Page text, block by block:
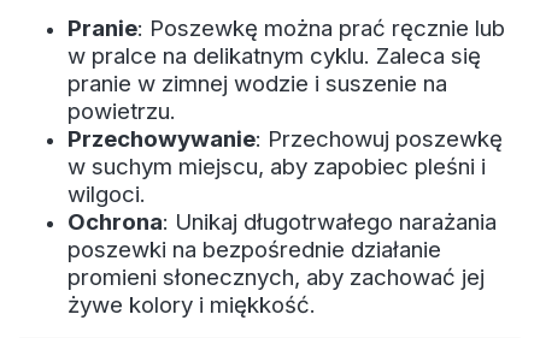
Pranie: Poszewkę można prać ręcznie lub
w pralce na delikatnym cyklu. Zaleca się
pranie w zimnej wodzie i suszenie na
powietrzu.
Przechowywanie: Przechowuj poszewkę
w suchym miejscu, aby zapobiec pleśni i
wilgoci.
Ochrona: Unikaj długotrwałego narażania
poszewki na bezpośrednie działanie
promieni słonecznych, aby zachować jej
żywe kolory i miękkość.